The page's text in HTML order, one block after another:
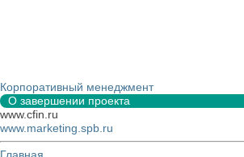
Корпоративный менеджмент
О завершении проекта
www.cfin.ru
www.marketing.spb.ru